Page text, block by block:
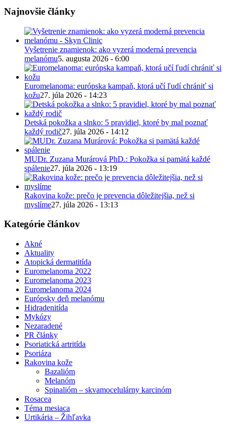
Najnovšie články
Vyšetrenie znamienok: ako vyzerá moderná prevencia
melanómu5. augusta 2026 - 6:00
Euromelanoma: európska kampaň, ktorá učí ľudí chrániť si
kožu27. júla 2026 - 14:23
Detská pokožka a slnko: 5 pravidiel, ktoré by mal poznať
každý rodič27. júla 2026 - 14:12
MUDr. Zuzana Murárová PhD.: Pokožka si pamätá každé
spálenie27. júla 2026 - 13:19
Rakovina kože: prečo je prevencia dôležitejšia, než si
myslíme27. júla 2026 - 13:13
Kategórie článkov
Akné
Aktuality
Atopická dermatitída
Euromelanoma 2022
Euromelanoma 2023
Euromelanoma 2024
Európsky deň melanómu
Hidradenitída
Mykózy
Nezaradené
PR články
Psoriatická artritída
Psoriáza
Rakovina kože
Bazalióm
Melanóm
Spinalióm – skvamocelulárny karcinóm
Rosacea
Téma mesiaca
Urtikária – Žihľavka